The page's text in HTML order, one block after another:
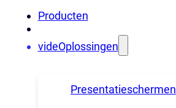
Producten
videOplossingen
Presentatieschermen